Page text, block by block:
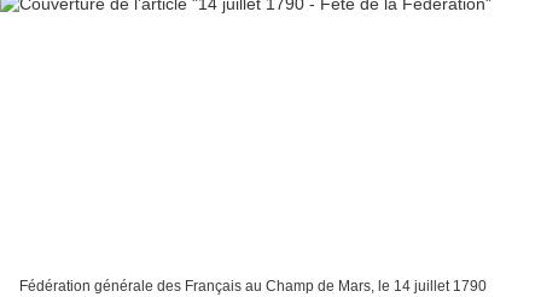
Fédération générale des Français au Champ de Mars, le 14 juillet 1790